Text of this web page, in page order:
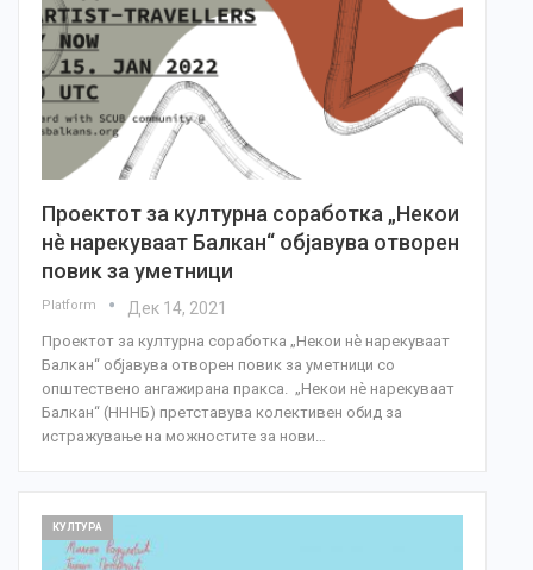
Проектот за културна соработка „Некои
нè нарекуваат Балкан“ објавува отворен
повик за уметници
Platform Дек 14, 2021
Проектот за културна соработка „Некои нè нарекуваат
Балкан“ објавува отворен повик за уметници со
општествено ангажирана пракса. „Некои нè нарекуваат
Балкан“ (НННБ) претставува колективен обид за
истражување на можностите за нови…
КУЛТУРА